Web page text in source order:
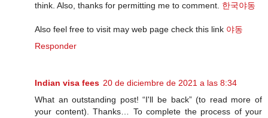
think. Also, thanks for permitting me to comment. 한국야동
Also feel free to visit may web page check this link 야동
Responder
Indian visa fees 20 de diciembre de 2021 a las 8:34
What an outstanding post! “I'll be back” (to read more of
your content). Thanks… To complete the process of your